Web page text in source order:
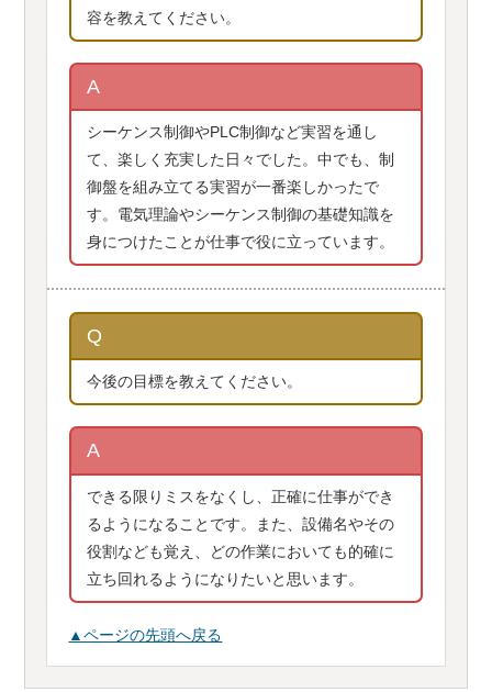
容を教えてください。
A
シーケンス制御やPLC制御など実習を通し
て、楽しく充実した日々でした。中でも、制
御盤を組み立てる実習が一番楽しかったで
す。電気理論やシーケンス制御の基礎知識を
身につけたことが仕事で役に立っています。
Q
今後の目標を教えてください。
A
できる限りミスをなくし、正確に仕事ができ
るようになることです。また、設備名やその
役割なども覚え、どの作業においても的確に
立ち回れるようになりたいと思います。
▲ページの先頭へ戻る